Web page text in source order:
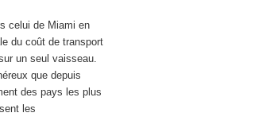
celui de Miami en
du coût de transport
un seul vaisseau.
que depuis
des pays les plus
les